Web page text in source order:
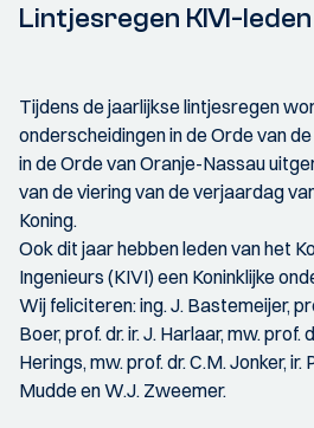
Lintjesregen KIVI-leden
Tijdens de jaarlijkse lintjesregen
onderscheidingen in de Orde van
in de Orde van Oranje-Nassau
van de viering van de verjaardag
Koning.
Ook dit jaar hebben leden van het
Ingenieurs (KIVI) een Koninklijke
Wij feliciteren: ing. J. Bastemeijer,
Boer, prof. dr. ir. J. Harlaar, mw. prof.
Herings, mw. prof. dr. C.M. Jonker, ir.
Mudde en W.J. Zweemer.